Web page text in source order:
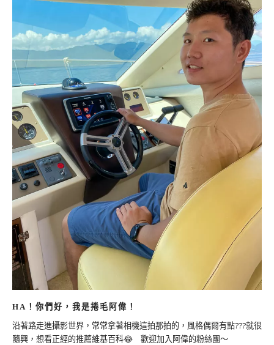
HA！你們好，我是捲毛阿偉！
沿著路走進攝影世界，常常拿著相機這拍那拍的，風格偶爾有點???就很
隨興，想看正經的推薦維基百科😂 歡迎加入阿偉的粉絲團～